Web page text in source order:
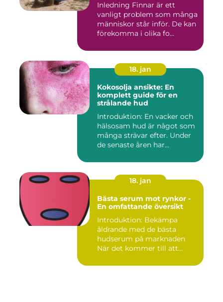
Inledning Finnar är ett
vanligt problem som många
människor står inför. De kan
förekomma i olika fo...
18. jan
Kokosolja ansikte: En
komplett guide för en
strålande hud
Introduktion: En vacker och
hälsosam hud är något som
många strävar efter. Under
de senaste åren har...
18. jan
Bästa serum mot rynkor -
En omfattande översikt
Introduktion: Bekämpa
åldrande med de bästa
hudserum på marknaden
När det kommer till att